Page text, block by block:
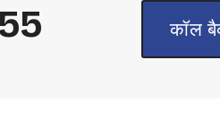
कॉल